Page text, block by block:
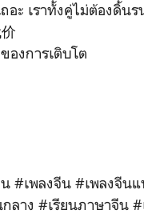
ะ เราทั้งคู่ไม่ต้องดิ้นร
องการเติบโต
#เพลงจีน #เพลงจีน
ลาง #เรียนภาษาจีน #